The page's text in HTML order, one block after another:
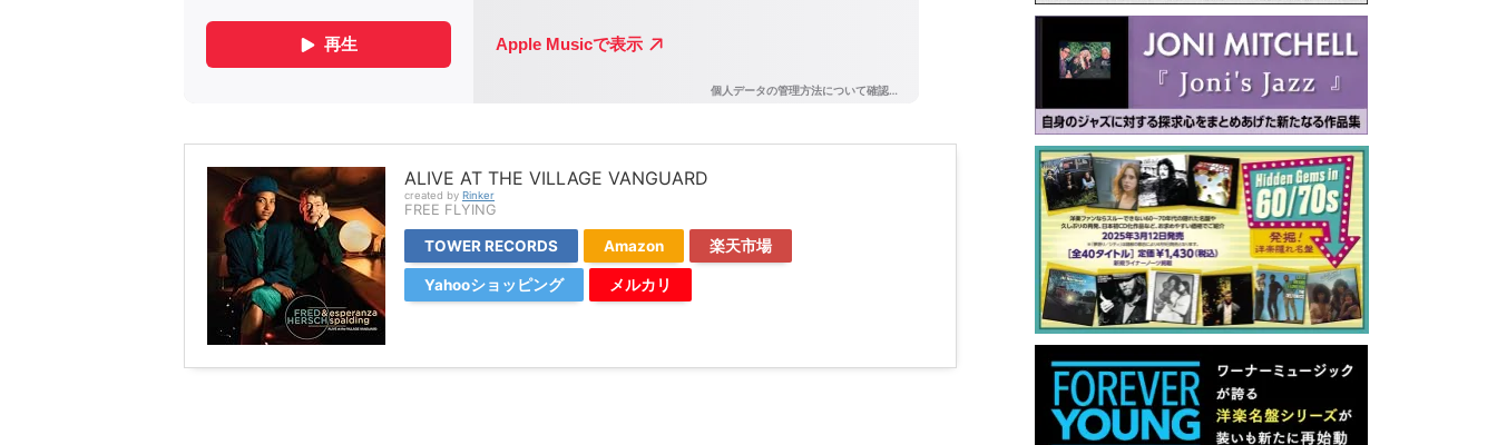
ALIVE AT THE VILLAGE VANGUARD
created by Rinker
FREE FLYING
TOWER RECORDS Amazon 楽天市場
Yahooショッピング メルカリ